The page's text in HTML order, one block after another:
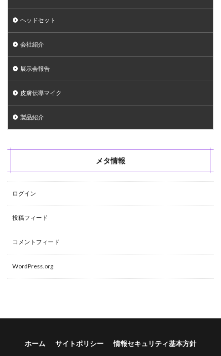
ヘッドセット
会社紹介
展示会報告
皮膚伝導マイク
製品紹介
メタ情報
ログイン
投稿フィード
コメントフィード
WordPress.org
ホーム サイトポリシー 情報セキュリティ基本方針